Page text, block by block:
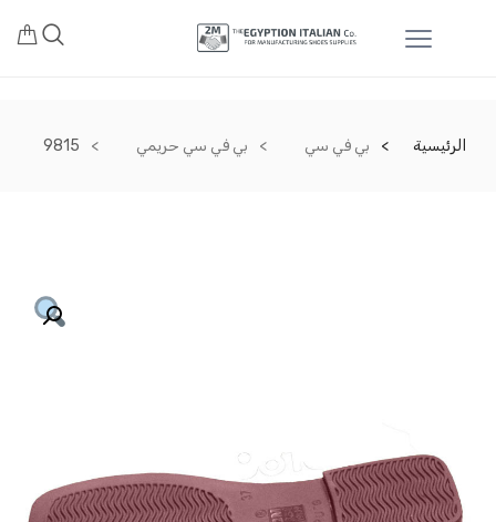
الرئيسية بي في سي بي في سي حريمي 9815